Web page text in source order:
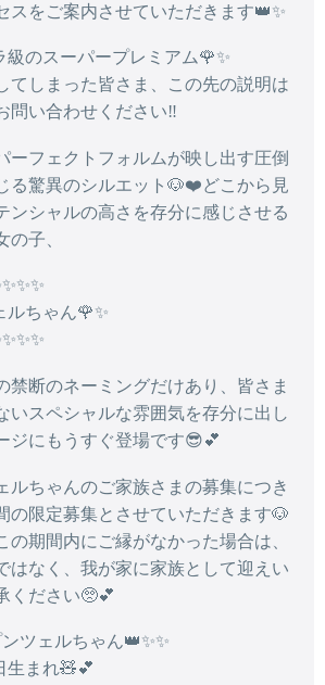
スをご案内させていただきます👑✨
級のスーパープレミアム🌹✨
てしまった皆さま、この先の説明は
問い合わせください‼️
ーフェクトフォルムが映し出す圧倒
る驚異のシルエット🐶❤️どこから見
ンシャルの高さを存分に感じさせる
の子、
ちゃん🌹✨
禁断のネーミングだけあり、皆さま
いスペシャルな雰囲気を存分に出し
ジにもうすぐ登場です😎💕
ルちゃんのご家族さまの募集につき
の限定募集とさせていただきます🐶
の期間内にご縁がなかった場合は、
はなく、我が家に家族として迎えい
ください🥺💕
ツェルちゃん👑✨✨
生まれ🧸💕